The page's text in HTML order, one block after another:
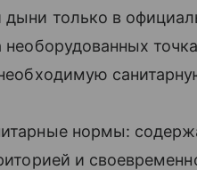
только в
нормы:
и